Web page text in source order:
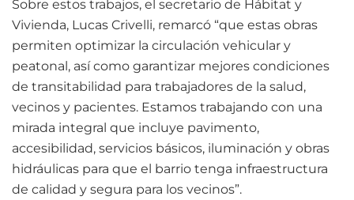
Sobre estos trabajos, el secretario de Hábitat y
Vivienda, Lucas Crivelli, remarcó “que estas obras
permiten optimizar la circulación vehicular y
peatonal, así como garantizar mejores condiciones
de transitabilidad para trabajadores de la salud,
vecinos y pacientes. Estamos trabajando con una
mirada integral que incluye pavimento,
accesibilidad, servicios básicos, iluminación y obras
hidráulicas para que el barrio tenga infraestructura
de calidad y segura para los vecinos”.